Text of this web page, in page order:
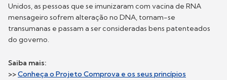
Unidos, as pessoas que se imunizaram com vacina de RNA
mensageiro sofrem alteração no DNA, tornam-se
transumanas e passam a ser consideradas bens patenteados
do governo.
Saiba mais:
>>Conheça o Projeto Comprova e os seus princípios